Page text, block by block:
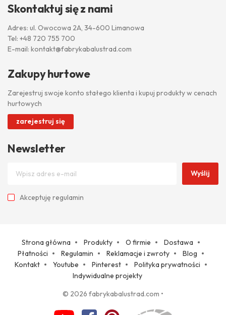
Skontaktuj się z nami
Adres: ul. Owocowa 2A, 34-600 Limanowa
Tel: +48 720 755 700
E-mail: kontakt@fabrykabalustrad.com
Zakupy hurtowe
Zarejestruj swoje konto stałego klienta i kupuj produkty w cenach
hurtowych
zarejestruj się
Newsletter
Wyślij
Akceptuję regulamin
Strona główna Produkty O firmie
Dostawa
Płatności
Regulamin Reklamacje i zwroty
Blog
Kontakt
Youtube Pinterest
Polityka prywatności
Indywidualne projekty
© 2026 fabrykabalustrad.com •